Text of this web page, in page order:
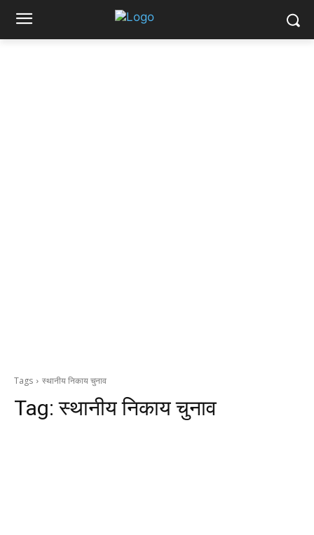
Tags स्थानीय निकाय चुनाव
Tag:स्थानीय निकाय चुनाव